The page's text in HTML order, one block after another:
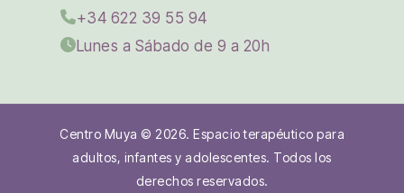
+34 622 39 55 94
Lunes a Sábado de 9 a 20h
Centro Muya © 2026. Espacio terapéutico para
adultos, infantes y adolescentes. Todos los
derechos reservados.